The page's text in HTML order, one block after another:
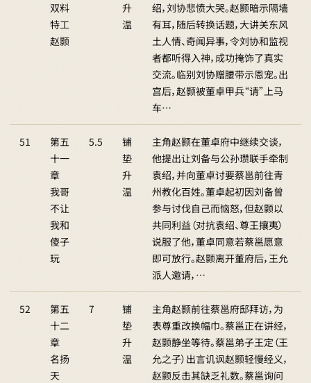
双料
特工
赵颢
升
温
绍，刘协悲愤大哭。赵颢暗示隔墙
有耳，随后转换话题，大讲关东风
土人情、奇闻异事，令刘协和监视
者都听得入神，成功掩饰了真实
交流。临别刘协赠腰带示恩宠。出
宫后，赵颢被董卓甲兵“请”上马
车…
51
第五
十一
章
我哥
不让
我和
傻子
玩
5.5
铺
垫
升
温
主角赵颢在董卓府中继续交谈，
他提出让刘备与公孙瓒联手牵制
袁绍，并向董卓讨要蔡邕前往青
州教化百姓。董卓起初因刘备曾
参与讨伐自己而恼怒，但赵颢以
共同利益（对抗袁绍、尊王攘夷）
说服了他，董卓同意若蔡邕愿意
即可放行。赵颢离开董府后，王允
派人邀请，…
52
第五
十二
章
名扬
天
7
铺
垫
升
温
主角赵颢前往蔡邕府邸拜访，为
表尊重改换幅巾。蔡邕正在讲经，
赵颢静坐等待。蔡邕弟子王定（王
允之子）出言讥讽赵颢轻慢经义，
赵颢反击其缺乏礼数。蔡邕询问